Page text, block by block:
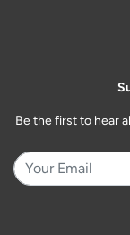
Be the first to hear